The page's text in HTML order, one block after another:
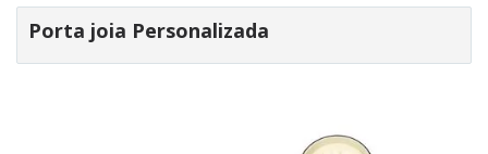
Porta joia Personalizada